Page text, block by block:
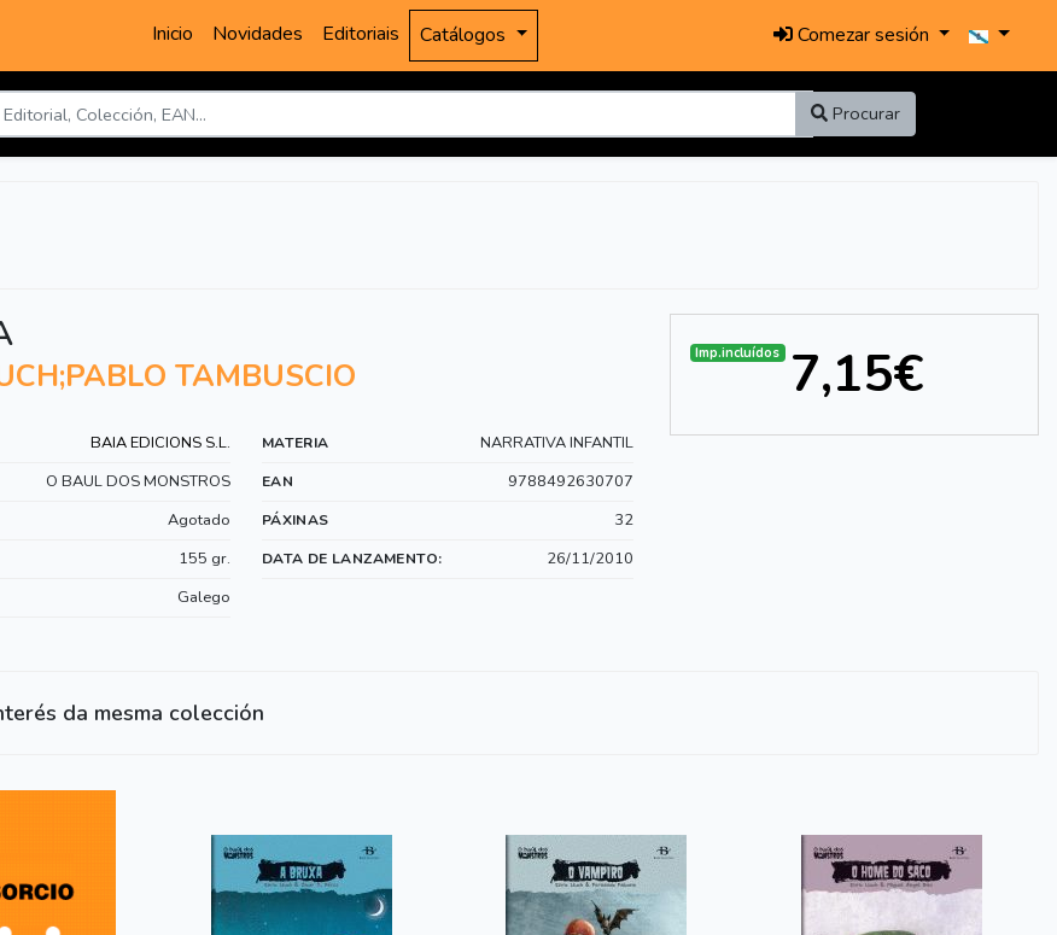
Inicio Novidades Editoriais Catálogos Comezar sesión
Procurar
TAMBUSCIO
BAIA EDICIONS S.L. MATERIA NARRATIVA INFANTIL
O BAUL DOS MONSTROS EAN 9788492630707
Agotado PÁXINAS 32
155 gr. DATA DE LANZAMENTO: 26/11/2010
Galego
Imp.incluídos 7,15€
da mesma colección